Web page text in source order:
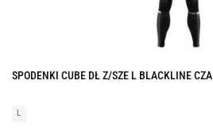
SPODENKI CUBE DŁ Z/SZE L BLACKLINE CZA
L